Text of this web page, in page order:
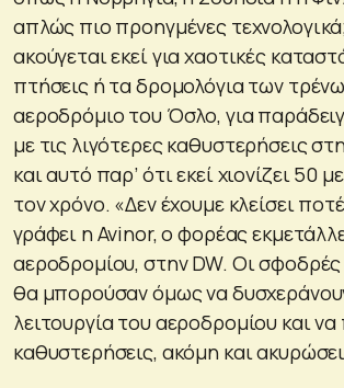
απλώς πιο προηγμένες
ακούγεται εκεί για χαοτικές
πτήσεις ή τα δρομολόγια των
αεροδρόμιο του Όσλο, για
με τις λιγότερες καθυστερήσεις
και αυτό παρ’ ότι εκεί χιονίζει 50
τον χρόνο. «Δεν έχουμε κλείσει
γράφει η Avinor, ο φορέας
αεροδρομίου, στην DW. Οι
θα μπορούσαν όμως να
λειτουργία του αεροδρομίου και
καθυστερήσεις, ακόμη και